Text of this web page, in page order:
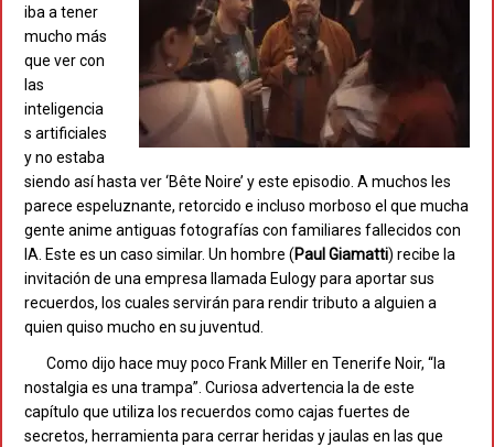
iba a tener
mucho más
que ver con
las
inteligencia
s artificiales
y no estaba
siendo así hasta ver ‘Bête Noire’ y este episodio. A muchos les
parece espeluznante, retorcido e incluso morboso el que mucha
gente anime antiguas fotografías con familiares fallecidos con
IA. Este es un caso similar. Un hombre (Paul Giamatti) recibe la
invitación de una empresa llamada Eulogy para aportar sus
recuerdos, los cuales servirán para rendir tributo a alguien a
quien quiso mucho en su juventud.
Como dijo hace muy poco Frank Miller en Tenerife Noir, “la
nostalgia es una trampa”. Curiosa advertencia la de este
capítulo que utiliza los recuerdos como cajas fuertes de
secretos, herramienta para cerrar heridas y jaulas en las que